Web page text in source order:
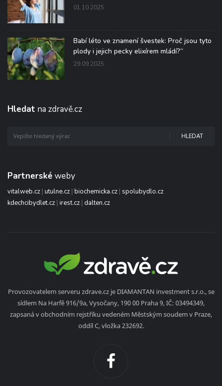
01.10.2025
Babí léto ve znamení švestek: Proč jsou tyto
plody i jejich pecky elixírem mládí?“
29.09.2025
Hledat na zdravě.cz
HLEDAT
Partnerské weby
vitalweb.cz | utulne.cz | biochemicka.cz | spolubydlo.cz
kdechcibydlet.cz | irest.cz | dalten.cz
Provozovatelem serveru zdrave.cz je DIAMANTAN investment s.r.o., se
sídlem Na Harfě 916/9a, Vysočany, 190 00 Praha 9, IČ: 03494349,
zapsaná v obchodním rejstříku vedeném Městským soudem v Praze,
oddíl C, vložka 232692.